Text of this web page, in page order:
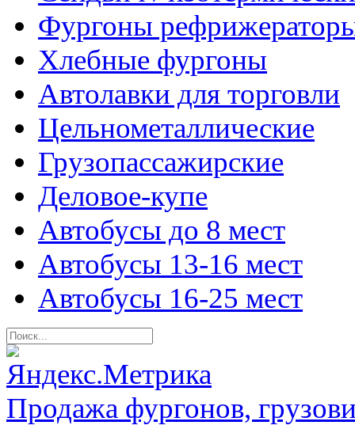
Фургоны
Хлебные фургоны
Автолавки для торговли
Цельнометаллические
Грузопассажирские
Деловое-купе
Автобусы до 8 мест
Автобусы 13-16 мест
Автобусы 16-25 мест
Продажа фургонов,